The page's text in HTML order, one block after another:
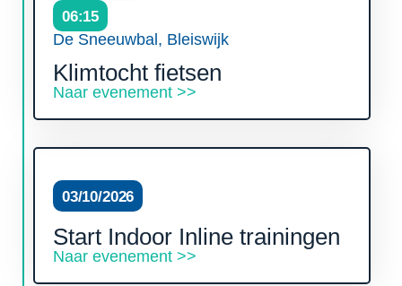
06:15
De Sneeuwbal, Bleiswijk
Klimtocht fietsen
Naar evenement >>
03/10/2026
Start Indoor Inline trainingen
Naar evenement >>